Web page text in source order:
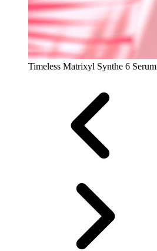
Timeless Matrixyl Synthe 6 Serum